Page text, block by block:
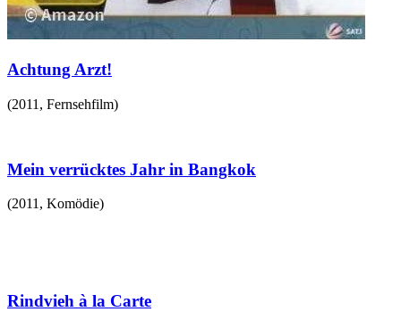
Achtung Arzt!
(2011 , Fernsehfilm)
Mein verrücktes Jahr in Bangkok
(2011 , Komödie)
Rindvieh à la Carte